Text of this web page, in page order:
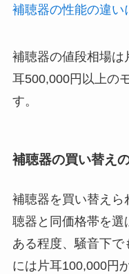
補聴器の性能の違い
補聴器の値段相場は
耳500,000円以上の
す。
補聴器の買い替え
補聴器を買い替えら
聴器と同価格帯を選
ある程度、騒音下
には片耳100,000円